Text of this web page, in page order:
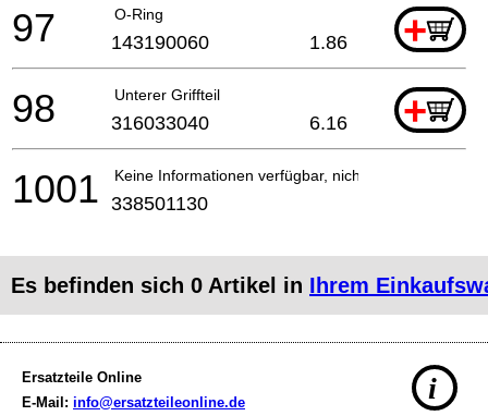
O-Ring +
97 143190060 1.86
Unterer Griffteil +
98 316033040 6.16
Keine Informationen verfügbar, nicht bestellbar
1001 338501130
Es befinden sich 0 Artikel in Ihrem
Ersatzteile Online
E-Mail: info@ersatzteileonline.de i